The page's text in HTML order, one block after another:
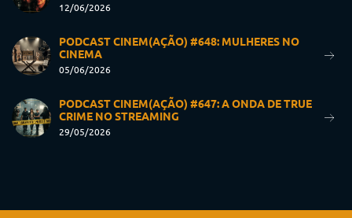
12/06/2026
PODCAST CINEM(AÇÃO) #648: MULHERES NO
CINEMA
05/06/2026
PODCAST CINEM(AÇÃO) #647: A ONDA DE TRUE
CRIME NO STREAMING
29/05/2026